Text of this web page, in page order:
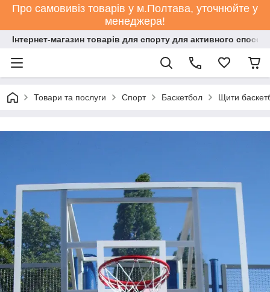
Про самовивіз товарів у м.Полтава, уточнюйте у
менеджера!
Інтернет-магазин товарів для спорту для активного
Товари та послуги Спорт Баскетбол Щити